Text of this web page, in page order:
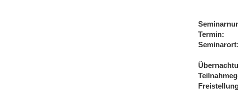
Termin
Seminarort